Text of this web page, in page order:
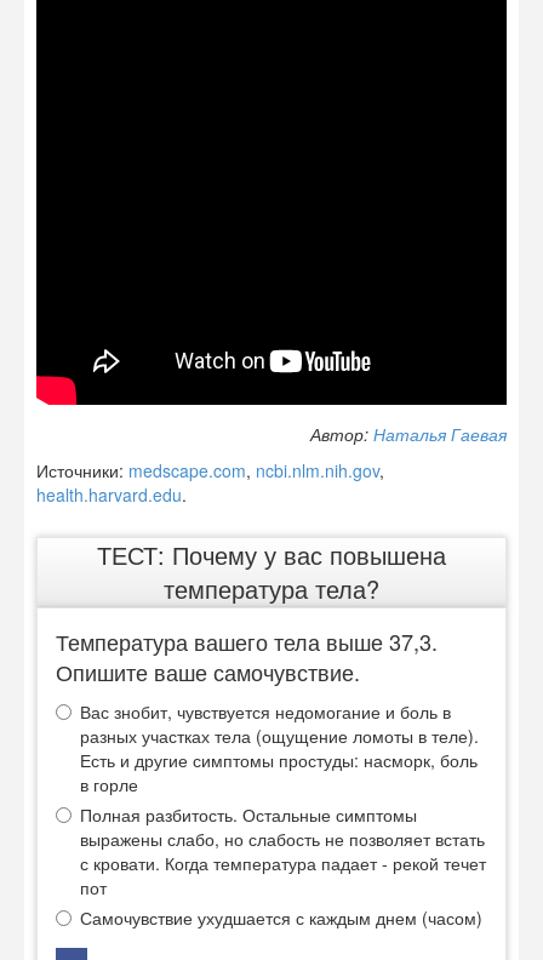
Автор: Наталья Гаевая
Источники: medscape.com, ncbi.nlm.nih.gov,
health.harvard.edu.
ТЕСТ: Почему у вас повышена
температура тела?
Температура вашего тела выше 37,3.
Опишите ваше самочувствие.
Вас знобит, чувствуется недомогание и боль в
разных участках тела (ощущение ломоты в теле).
Есть и другие симптомы простуды: насморк, боль
в горле
Полная разбитость. Остальные симптомы
выражены слабо, но слабость не позволяет встать
с кровати. Когда температура падает - рекой течет
пот
Самочувствие ухудшается с каждым днем (часом)